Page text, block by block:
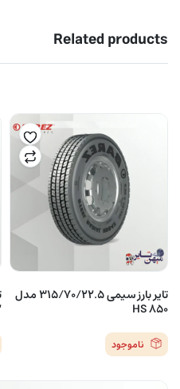
Related products
تایر بارز سیمی 315/70/22.5 مدل
HS 850
ناموجود